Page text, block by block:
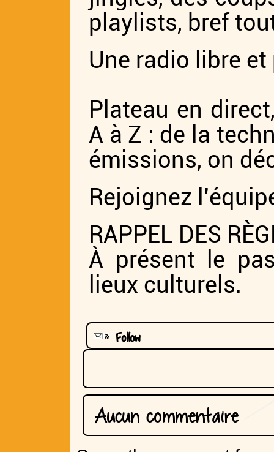
playlists, bref
Une radio libre
Plateau en
A à Z : de la
émissions, on
Rejoignez
RAPPEL DES
À présent le
lieux culturels.
Follow
Aucun commentaire